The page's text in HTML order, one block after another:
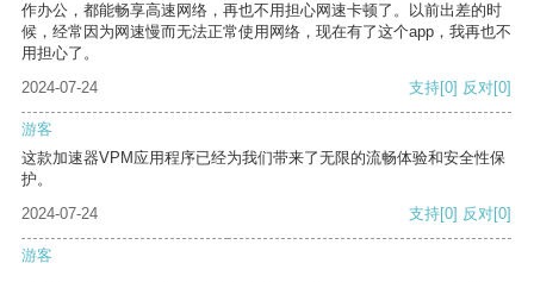
作办公，都能畅享高速网络，再也不用担心网速卡顿了。以前出差的时
候，经常因为网速慢而无法正常使用网络，现在有了这个app，我再也不
用担心了。
2024-07-24
支持[0] 反对[0]
游客
这款加速器VPM应用程序已经为我们带来了无限的流畅体验和安全性保
护。
2024-07-24
支持[0] 反对[0]
游客